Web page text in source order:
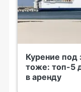
Курение под
тоже: топ-5
в аренду